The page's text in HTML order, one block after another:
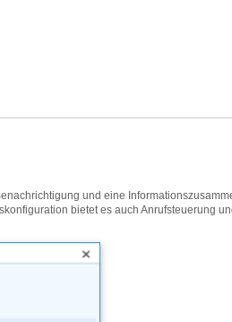
und eine
bietet es auch Anrufsteuerung